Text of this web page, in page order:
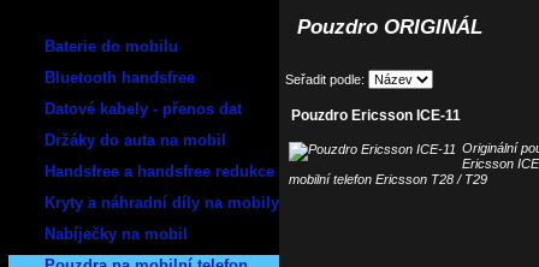
Baterie do mobilu
Bluetooth handsfree
Datové kabely - přenos dat
Držáky do auta na mobil
Handsfree a handsfree redukce
Kryty a náhradní díly na mobily
Nabíječky na mobil
Pouzdro ORIGINÁL
Seřadit podle:
Pouzdro Ericsson ICE-11
Originální
Ericsson
mobilní telefon Ericsson T28 / T29